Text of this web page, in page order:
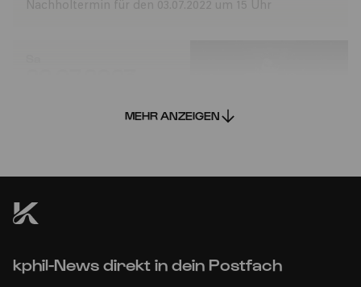
Nachholtermin für den 03.07.2022 um 15 Uhr
Carmina Burana – 34. Kölner
MEHR ANZEIGEN
kphil-News direkt in dein Postfach